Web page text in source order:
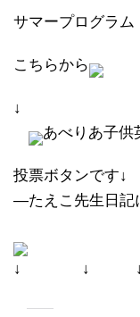
サマープログラム
こちらから
↓
あべりあ子供
投票ボタンです↓
―たえこ先生日記
↓ ↓